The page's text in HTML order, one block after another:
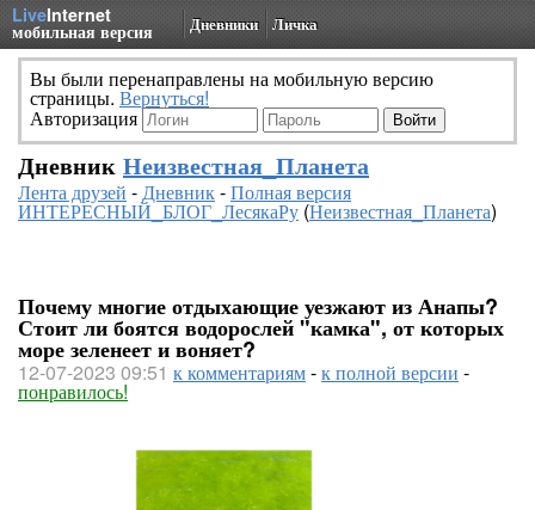
LiveInternet
мобильная версия Дневники Личка
Вы были перенаправлены на мобильную версию
страницы. Вернуться!
Авторизация
Дневник Неизвестная_Планета
Лента друзей -Дневник-Полная версия
ИНТЕРЕСНЫЙ_БЛОГ_ЛесякаРу(Неизвестная_Планета)
Почему многие отдыхающие уезжают из Анапы?
Стоит ли боятся водорослей "камка", от которых
море зеленеет и воняет?
12-07-2023 09:51 к комментариям-к полной версии -
понравилось!